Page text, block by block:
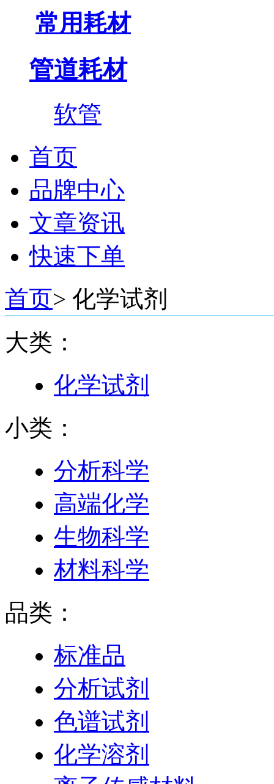
常用耗材
管道耗材
软管
首页
品牌中心
文章资讯
快速下单
首页> 化学试剂
大类：
化学试剂
小类：
分析科学
高端化学
生物科学
材料科学
品类：
标准品
分析试剂
色谱试剂
化学溶剂